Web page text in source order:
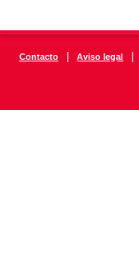
Contacto | Aviso legal |